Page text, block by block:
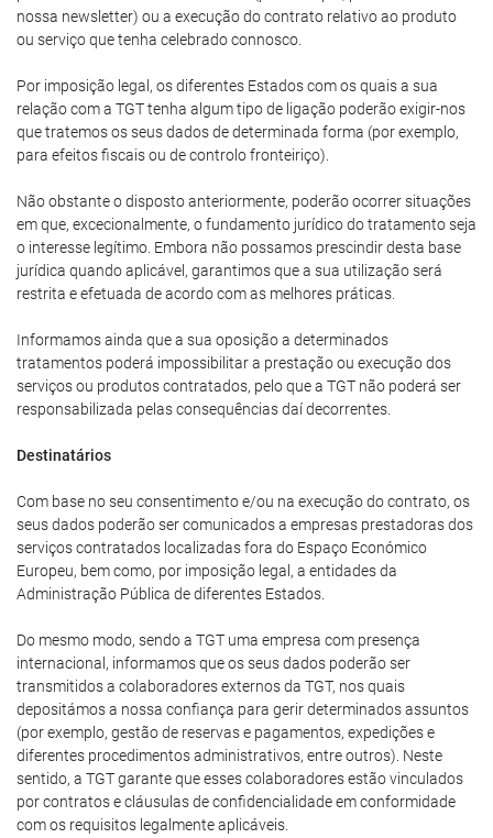
nossa newsletter) ou a execução do contrato relativo ao produto
ou serviço que tenha celebrado connosco.
Por imposição legal, os diferentes Estados com os quais a sua
relação com a TGT tenha algum tipo de ligação poderão exigir-nos
que tratemos os seus dados de determinada forma (por exemplo,
para efeitos fiscais ou de controlo fronteiriço).
Não obstante o disposto anteriormente, poderão ocorrer situações
em que, excecionalmente, o fundamento jurídico do tratamento seja
o interesse legítimo. Embora não possamos prescindir desta base
jurídica quando aplicável, garantimos que a sua utilização será
restrita e efetuada de acordo com as melhores práticas.
Informamos ainda que a sua oposição a determinados
tratamentos poderá impossibilitar a prestação ou execução dos
serviços ou produtos contratados, pelo que a TGT não poderá ser
responsabilizada pelas consequências daí decorrentes.
Destinatários
Com base no seu consentimento e/ou na execução do contrato, os
seus dados poderão ser comunicados a empresas prestadoras dos
serviços contratados localizadas fora do Espaço Económico
Europeu, bem como, por imposição legal, a entidades da
Administração Pública de diferentes Estados.
Do mesmo modo, sendo a TGT uma empresa com presença
internacional, informamos que os seus dados poderão ser
transmitidos a colaboradores externos da TGT, nos quais
depositámos a nossa confiança para gerir determinados assuntos
(por exemplo, gestão de reservas e pagamentos, expedições e
diferentes procedimentos administrativos, entre outros). Neste
sentido, a TGT garante que esses colaboradores estão vinculados
por contratos e cláusulas de confidencialidade em conformidade
com os requisitos legalmente aplicáveis.